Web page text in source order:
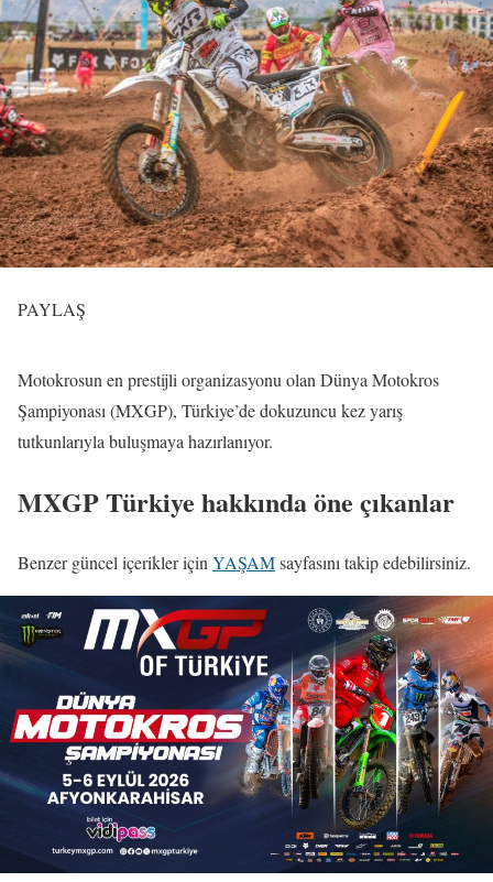
PAYLAŞ
Motokrosun en prestijli organizasyonu olan Dünya Motokros
Şampiyonası (MXGP), Türkiye’de dokuzuncu kez yarış
tutkunlarıyla buluşmaya hazırlanıyor.
MXGP Türkiye hakkında öne çıkanlar
Benzer güncel içerikler için YAŞAMsayfasını takip edebilirsiniz.